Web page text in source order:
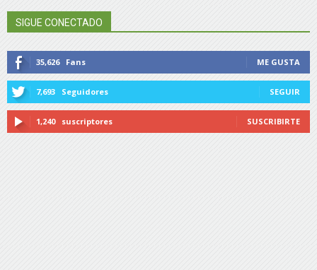
SIGUE CONECTADO
35,626 Fans ME GUSTA
7,693 Seguidores SEGUIR
1,240 suscriptores SUSCRIBIRTE